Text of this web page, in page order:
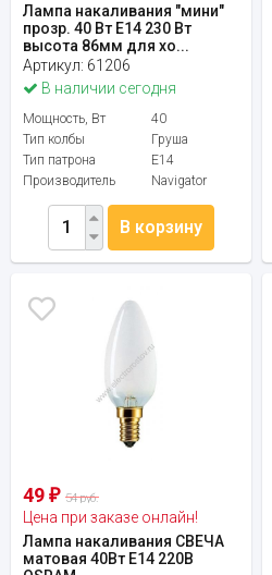
Лампа накаливания "мини"
прозр. 40 Вт Е14 230 Вт
высота 86мм для хо...
Артикул: 61206
В наличии сегодня
Мощность, Вт
40
Тип колбы
Груша
Тип патрона
E14
Производитель
Navigator
В корзину
49 ₽ 54 руб.
Цена при заказе онлайн!
Лампа накаливания СВЕЧА
матовая 40Вт Е14 220В